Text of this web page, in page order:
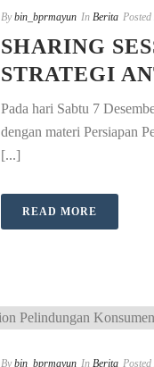
By bin_bprmayun In Berita Posted
SHARING
STRATEGI
Pada hari Sabtu 7
dengan materi Persiapan
[...]
READ MORE
By bin_bprmayun In Berita Posted